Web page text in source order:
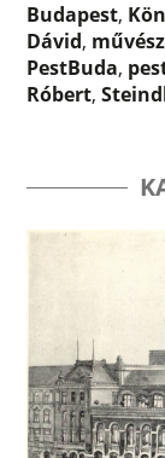
Budapest,
Dávid,
PestBuda,
Róbert,